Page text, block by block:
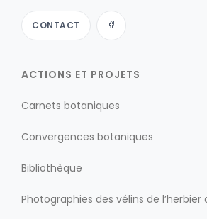
CONTACT
ACTIONS ET PROJETS
Carnets botaniques
Convergences botaniques
Bibliothèque
Photographies des vélins de l’herbier